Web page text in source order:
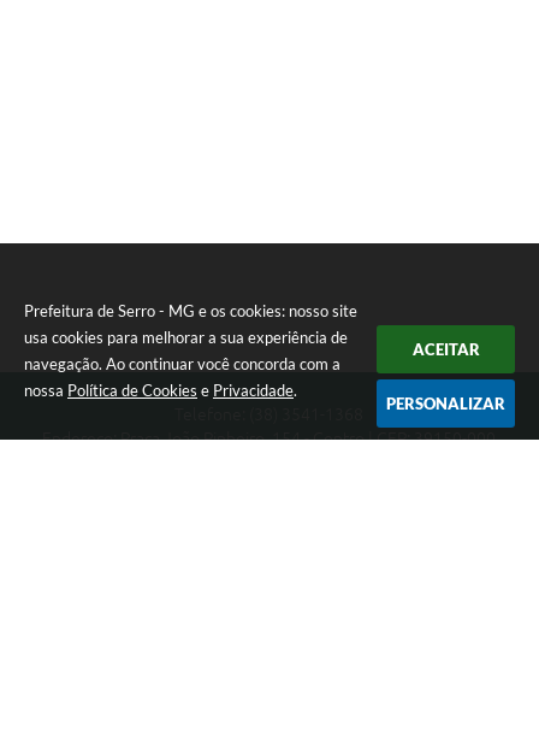
Prefeitura de Serro - MG e os cookies: nosso site
usa cookies para melhorar a sua experiência de
navegação. Ao continuar você concorda com a
nossa Política de Cookies e Privacidade.
ACEITAR
PERSONALIZAR
Endereço: Praça João Pinheiro, 154 - Centro | CEP: 39150-000